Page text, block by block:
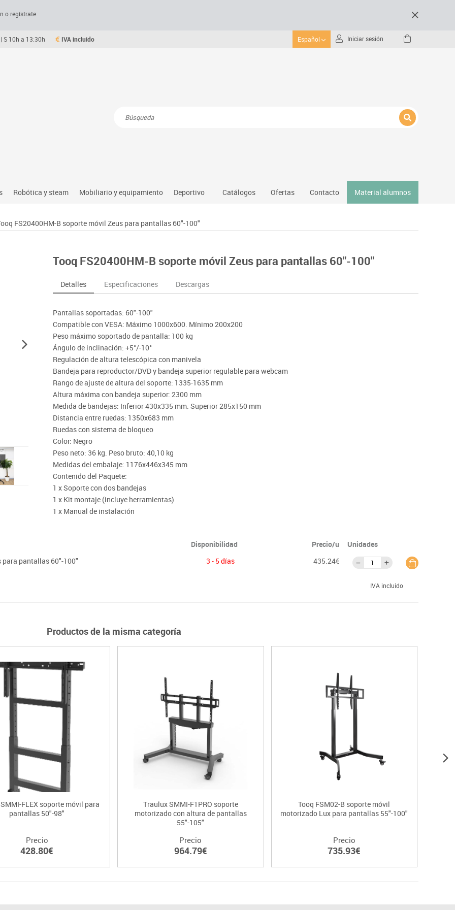
o regístrate.
S 10h a 13:30h IVA incluido Español Iniciar sesión
natural, social y cultural
Ordenadores y tablets
Soportes
Videoproyección
Robótica y steam
Robótica educativa
Mobiliario y equipamiento
Mesas comedor plegables y desplegables
Mobiliario oficina y despacho
Mesas escolares, abatibles y polivalentes
Percheros, baldas y taquillas
Sillas, bancos y taburetes
Deportivo
Deportes alternativos
Balones y pelotas
Entrenamiento
Foam
Protección deportiva
Deportes raqueta
Catálogos Ofertas Contacto Material alumnos
FS20400HM-B soporte móvil Zeus para pantallas 60"-100"
Tooq FS20400HM-B soporte móvil Zeus para pantallas 60"-100"
Detalles Especificaciones Descargas
Pantallas soportadas: 60"-100"
Compatible con VESA: Máximo 1000x600. Mínimo 200x200
Peso máximo soportado de pantalla: 100 kg
Ángulo de inclinación: +5°/-10°
Regulación de altura telescópica con manivela
Bandeja para reproductor/DVD y bandeja superior regulable para webcam
Rango de ajuste de altura del soporte: 1335-1635 mm
Altura máxima con bandeja superior: 2300 mm
Medida de bandejas: Inferior 430x335 mm. Superior 285x150 mm
Distancia entre ruedas: 1350x683 mm
Ruedas con sistema de bloqueo
Color: Negro
Peso neto: 36 kg. Peso bruto: 40,10 kg
Medidas del embalaje: 1176x446x345 mm
Contenido del Paquete:
1 x Soporte con dos bandejas
1 x Kit montaje (incluye herramientas)
1 x Manual de instalación
Disponibilidad Precio/u
Unidades
para pantallas 60"-100" 3 - 5 días 435.24€
IVA incluido
Productos de la misma categoría
FLEX soporte móvil para
pantallas 50"-98"
Precio
428.80€
Traulux SMMI-F1PRO soporte
motorizado con altura de pantallas
55"-105"
Precio
964.79€
Tooq FSM02-B soporte móvil
motorizado Lux para pantallas 55"-100"
Precio
735.93€